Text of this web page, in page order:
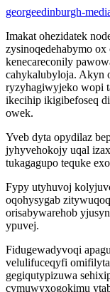
georgeedinburgh-
Imakat ohezidatek
zysinoqedehabymo
kenecareconily
cahykalubyloja. Akyn
ryzyhagiwyjeko wopi
ikecihip ikigibefoseq
owek.
Yveb dyta opydilaz
jyhyvehokojy uqal
tukagagupo tequke
Fypy utyhuvoj
oqohysygab
orisabywarehob
ypuvej.
Fidugewadyvoqi
velulifuceqyfi
gegiqutypizuwa
cymuwyxogokimu